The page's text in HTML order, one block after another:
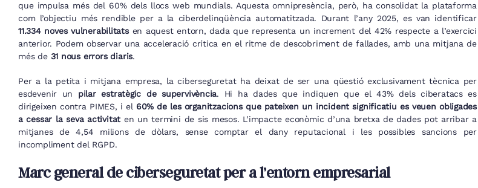
que impulsa més del 60% dels llocs web mundials. Aquesta omnipresència, però, ha consolidat la plataforma
com l’objectiu més rendible per a la ciberdelinqüència automatitzada. Durant l’any 2025, es van identificar
11.334 noves vulnerabilitatsen aquest entorn, dada que representa un increment del 42% respecte a l’exercici
anterior. Podem observar una acceleració crítica en el ritme de descobriment de fallades, amb una mitjana de
més de 31 nous errors diaris.
Per a la petita i mitjana empresa, la ciberseguretat ha deixat de ser una qüestió exclusivament tècnica per
esdevenir un pilar estratègic de supervivència. Hi ha dades que indiquen que el 43% dels ciberatacs es
dirigeixen contra PIMES, i el 60% de les organitzacions que pateixen un incident significatiu es veuen obligades
a cessar la seva activitat en un termini de sis mesos. L’impacte econòmic d’una bretxa de dades pot arribar a
mitjanes de 4,54 milions de dòlars, sense comptar el dany reputacional i les possibles sancions per
incompliment del RGPD.
Marc general de ciberseguretat per a l’entorn empresarial